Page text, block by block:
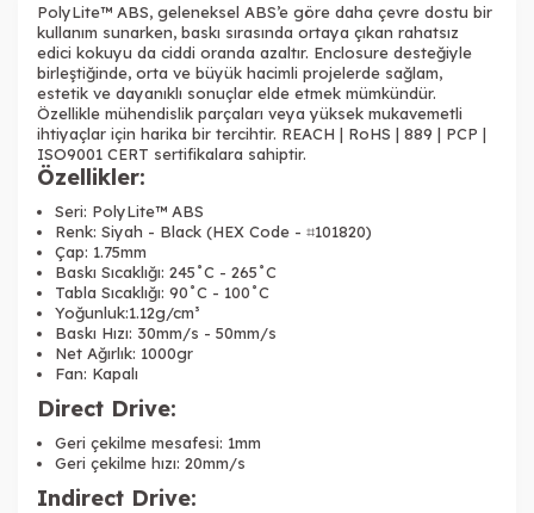
PolyLite™ ABS, geleneksel ABS’e göre daha çevre dostu bir
kullanım sunarken, baskı sırasında ortaya çıkan rahatsız
edici kokuyu da ciddi oranda azaltır. Enclosure desteğiyle
birleştiğinde, orta ve büyük hacimli projelerde sağlam,
estetik ve dayanıklı sonuçlar elde etmek mümkündür.
Özellikle mühendislik parçaları veya yüksek mukavemetli
ihtiyaçlar için harika bir tercihtir. REACH | RoHS | 889 | PCP |
ISO9001 CERT sertifikalara sahiptir.
Özellikler:
Seri: PolyLite™ ABS
Renk: Siyah - Black (HEX Code - ⌗101820)
Çap: 1.75mm
Baskı Sıcaklığı: 245˚C - 265˚C
Tabla Sıcaklığı: 90˚C - 100˚C
Yoğunluk:1.12g/cm³
Baskı Hızı: 30mm/s - 50mm/s
Net Ağırlık: 1000gr
Fan: Kapalı
Direct Drive:
Geri çekilme mesafesi: 1mm
Geri çekilme hızı: 20mm/s
Indirect Drive: